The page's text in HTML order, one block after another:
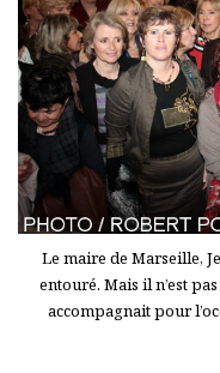
Le maire de Marseille,
entouré. Mais il n’est
accompagnait pour